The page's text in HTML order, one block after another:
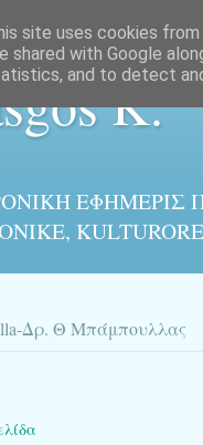
K.
ΕΦΗΜΕΡΙΣ
Δρ. Θ Μπάμπουλλας
site uses cookies
shared with Google
and to detect